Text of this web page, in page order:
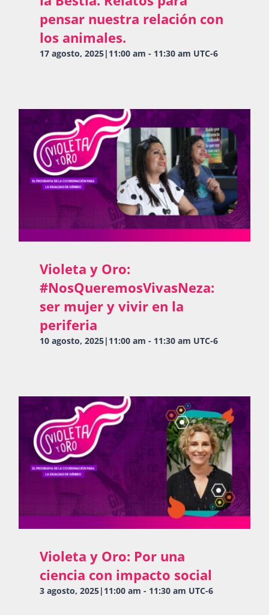
pensar nuestra relación con
los animales.
17 agosto, 2025|11:00 am - 11:30 am UTC-6
Violeta y Oro:
#NosQueremosVivasNeza:
ser mujer y vivir en la
periferia
10 agosto, 2025|11:00 am - 11:30 am UTC-6
Violeta y Oro: Por una
ciencia con impacto social
3 agosto, 2025|11:00 am - 11:30 am UTC-6